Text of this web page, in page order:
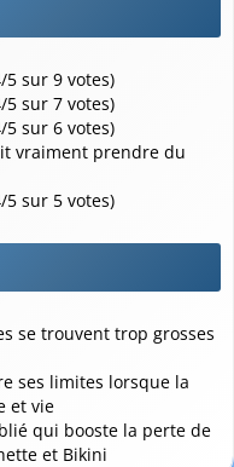
5 sur 9 votes)
5 sur 7 votes)
5 sur 6 votes)
vraiment prendre du
5 sur 5 votes)
se trouvent trop grosses
ses limites lorsque la
et vie
qui booste la perte de
et Bikini